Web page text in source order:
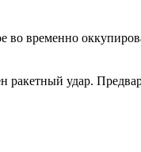
во временно
удар.